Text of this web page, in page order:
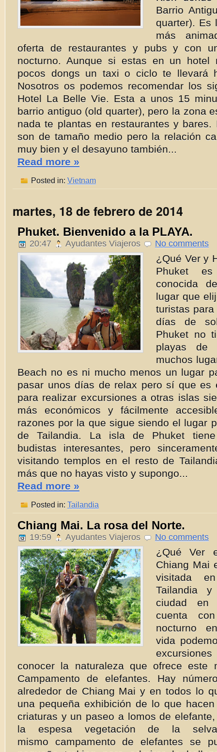
Barrio
quarter). Es
más
oferta de restaurantes y pubs y con
nocturno. Aunque si estas en un hotel
pocos dongs un taxi o ciclo te llevará
Nosotros os podemos recomendar los
Hotel La Belle Vie. Esta a unos 15
barrio antiguo (old quarter), pero la zona
nada te plantas en restaurantes y bares.
son de tamaño medio pero la relación
muy bien y el desayuno también...
Read more »
Posted in: Vietnam
martes, 18 de febrero de 2014
Phuket. Bienvenido a la PLAYA.
20:47 Ayudantes Viajeros No comments
¿Qué Ver y
Phuket
conocida
lugar que
turistas
días de
Phuket no
playas de
muchos
Beach no es ni mucho menos un lugar
pasar unos días de relax pero sí que es
para realizar excursiones a otras islas
más económicos y fácilmente
razones por la que sigue siendo el lugar
de Tailandia. La isla de Phuket
budistas interesantes, pero
visitando templos en el resto de
más que no hayas visto y supongo...
Read more »
Posted in: Tailandia
Chiang Mai. La rosa del Norte.
19:59 Ayudantes Viajeros No comments
¿Qué Ver
Chiang Mai
visitada
Tailandia
ciudad
cuenta
nocturno
vida
conocer la naturaleza que ofrece este
Campamento de elefantes. Hay
alrededor de Chiang Mai y en todos lo
una pequeña exhibición de lo que
criaturas y un paseo a lomos de
la espesa vegetación de la
mismo campamento de elefantes se